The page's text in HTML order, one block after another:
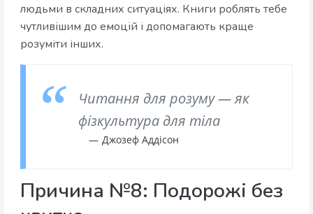
людьми в складних ситуаціях. Книги роблять тебе
чутливішим до емоцій і допомагають краще
розуміти інших.
Читання для розуму — як
фізкультура для тіла
Джозеф Аддісон
Причина №8: Подорожі без